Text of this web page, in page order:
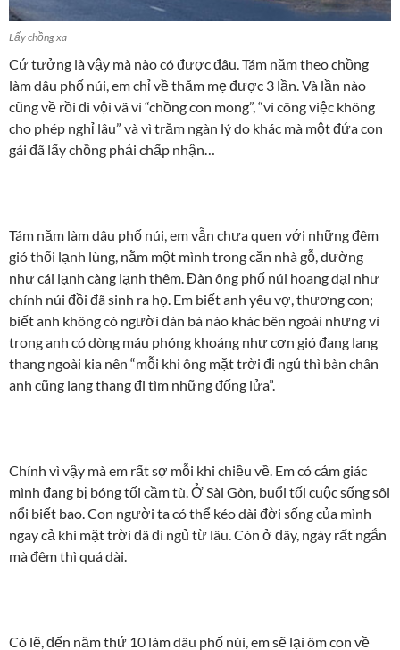
Lấy chồng xa
Cứ tưởng là vậy mà nào có được đâu. Tám năm theo chồng
làm dâu phố núi, em chỉ về thăm mẹ được 3 lần. Và lần nào
cũng về rồi đi vội vã vì “chồng con mong”, “vì công việc không
cho phép nghỉ lâu” và vì trăm ngàn lý do khác mà một đứa con
gái đã lấy chồng phải chấp nhận…
Tám năm làm dâu phố núi, em vẫn chưa quen với những đêm
gió thổi lạnh lùng, nằm một mình trong căn nhà gỗ, dường
như cái lạnh càng lạnh thêm. Đàn ông phố núi hoang dại như
chính núi đồi đã sinh ra họ. Em biết anh yêu vợ, thương con;
biết anh không có người đàn bà nào khác bên ngoài nhưng vì
trong anh có dòng máu phóng khoáng như cơn gió đang lang
thang ngoài kia nên “mỗi khi ông mặt trời đi ngủ thì bàn chân
anh cũng lang thang đi tìm những đống lửa”.
Chính vì vậy mà em rất sợ mỗi khi chiều về. Em có cảm giác
mình đang bị bóng tối cầm tù. Ở Sài Gòn, buổi tối cuộc sống sôi
nổi biết bao. Con người ta có thể kéo dài đời sống của mình
ngay cả khi mặt trời đã đi ngủ từ lâu. Còn ở đây, ngày rất ngắn
mà đêm thì quá dài.
Có lẽ, đến năm thứ 10 làm dâu phố núi, em sẽ lại ôm con về